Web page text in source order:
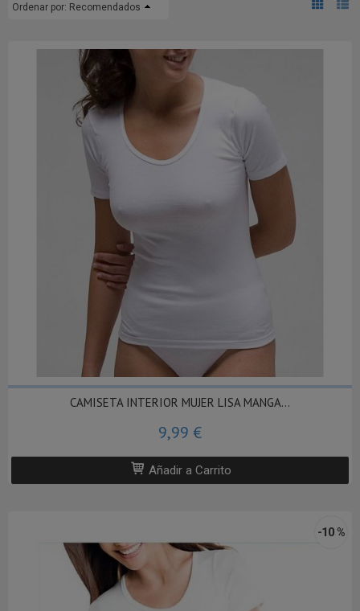
Ordenar por: Recomendados
CAMISETA INTERIOR MUJER LISA MANGA...
9,99 €
Añadir a Carrito
-10 %